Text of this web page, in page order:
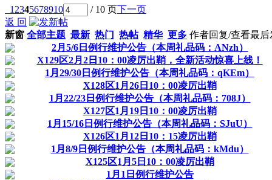
1 2345678910 / 10 页下一页
返 回
新窗 全部主题 最新 热门 热帖 精华 更多 作者回复/查看最后
2月5/6日例行维护公告（本周礼品码：ANzh）
X129区2月2日10：00凌厉出鞘，全新活动惊喜上线！
1月29/30日例行维护公告（本周礼品码：qKEm）
X128区1月26日10：00凌厉出鞘
1月22/23日例行维护公告（本周礼品码：708J）
X127区1月19日10：00凌厉出鞘
1月15/16日例行维护公告（本周礼品码：SJuU）
X126区1月12日10：15凌厉出鞘
1月8/9日例行维护公告（本周礼品码：kMdu）
X125区1月5日10：00凌厉出鞘
1月1日例行维护公告